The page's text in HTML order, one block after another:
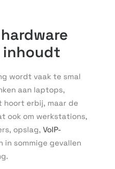
inhoudt
wordt vaak te smal
aan laptops,
hoort erbij, maar de
ook om werkstations,
opslag, VoIP-
in sommige gevallen